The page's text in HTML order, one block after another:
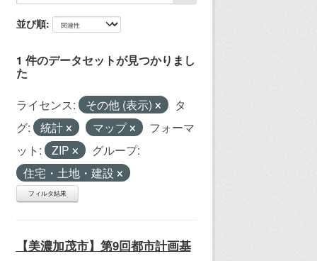
並び順
1 件のデータセットが見つかりまし
た
ライセンス: その他 (表示)
タ
グ:
統計 マップ
フォーマ
ット:
ZIP
グループ:
住宅・土地・建設
フィルタ結果
【美濃加茂市】第9回都市計画基